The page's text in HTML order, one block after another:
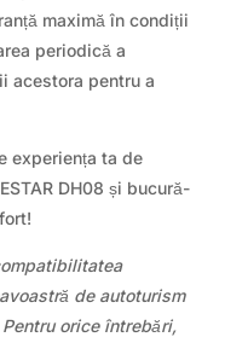
maximă în condiții
periodică a
acestora pentru a
experiența ta de
DH08 și bucură-
de autoturism
orice întrebări,